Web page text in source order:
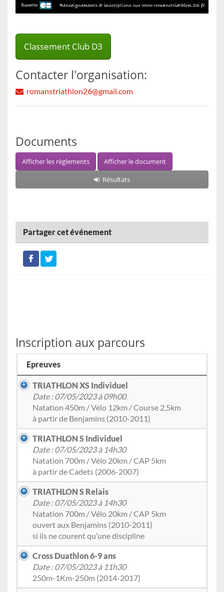
Classement Club D3
Contacter l'organisation:
romanstriathlon26@gmail.com
Documents
Afficher les règlements
Afficher le document
Résultats
Partager cet événement
Inscription aux parcours
Epreuves
TRIATHLON XS Individuel
Date : 07/05/2023 à 09h00
Natation 450m / Vélo 12km / Course 2,5km
à partir de Benjamins (2010-2011)
TRIATHLON S Individuel
Date : 07/05/2023 à 14h30
Natation 700m / Vélo 20km / CAP 5km
à partir de Cadets (2006-2007)
TRIATHLON S Relais
Date : 07/05/2023 à 14h30
Natation 700m / Vélo 20km / CAP 5km
ouvert aux Benjamins (2010-2011)
si ils ne courent qu’une discipline
Cross Duathlon 6-9 ans
Date : 07/05/2023 à 11h30
250m-1Km-250m (2014-2017)